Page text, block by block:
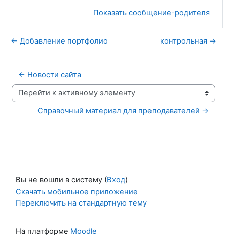
Показать сообщение-родителя
← Добавление портфолио контрольная →
← Новости сайта
Перейти к активному элементу
Справочный материал для преподавателей →
Вы не вошли в систему (Вход)
Скачать мобильное приложение
Переключить на стандартную тему
На платформе Moodle